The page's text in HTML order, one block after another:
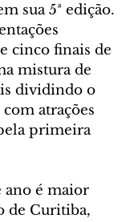
sua 5ª edição.
cinco finais de
mistura de
dividindo o
atrações
primeira
ano é maior
de Curitiba,